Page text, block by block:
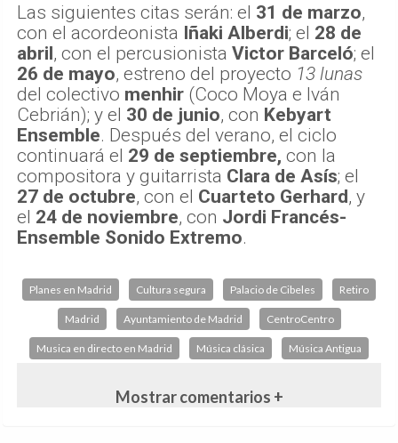
Las siguientes citas serán: el 31 de marzo,
con el acordeonista Iñaki Alberdi; el 28 de
abril, con el percusionista Victor Barceló; el
26 de mayo, estreno del proyecto 13 lunas
del colectivo menhir (Coco Moya e Iván
Cebrián); y el 30 de junio, con Kebyart
Ensemble. Después del verano, el ciclo
continuará el 29 de septiembre, con la
compositora y guitarrista Clara de Asís; el
27 de octubre, con el Cuarteto Gerhard, y
el 24 de noviembre, con Jordi Francés-
Ensemble Sonido Extremo.
Planes en Madrid Cultura segura Palacio de Cibeles Retiro
Madrid Ayuntamiento de Madrid CentroCentro
Musica en directo en Madrid Música clásica Música Antigua
Mostrar comentarios +